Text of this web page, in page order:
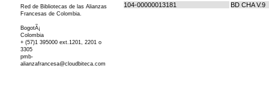
104-00000013181
BD CHA V.9
Red de Bibliotecas de las Alianzas
Francesas de Colombia.
BogotÃ¡
Colombia
+ (57)1 395000 ext.1201, 2201 o
3305
pmb-
alianzafrancesa@cloudbiteca.com